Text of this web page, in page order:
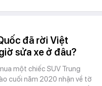
đã rời Việt
sửa xe ở đâu?
một chiếc SUV Trung
cuối năm 2020 nhận về tờ